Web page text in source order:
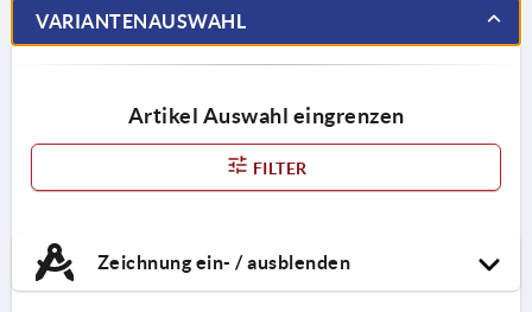
VARIANTENAUSWAHL
Artikel Auswahl eingrenzen
FILTER
Zeichnung ein- / ausblenden